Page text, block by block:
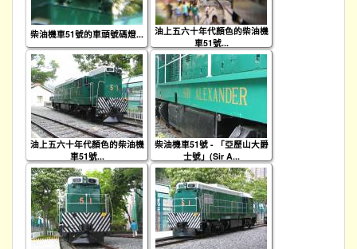
柴油機車51號的車頭號碼燈...
油上五六十年代顏色的柴油機
車51號...
油上五六十年代顏色的柴油機
車51號...
柴油機車51號 - 「亞歷山大爵
士號」(Sir A...